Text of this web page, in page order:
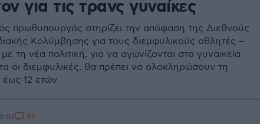
για τις τρανς γυναίκες
πρωθυπουργός στηρίζει την απόφαση της Διεθνούς
Κολύμβησης για τους διεμφυλικούς αθλητές –
τη νέα πολιτική, για να αγωνίζονται στα γυναικεία
οι διεμφυλικές, θα πρέπει να ολοκληρώσουν τη
12 ετών
89